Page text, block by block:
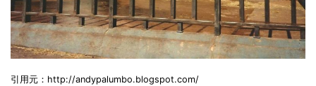
引用元：http://andypalumbo.blogspot.com/